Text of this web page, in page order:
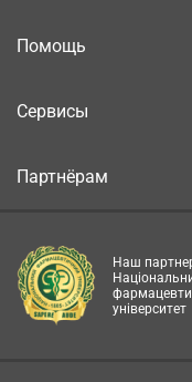
Помощь
Сервисы
Партнёрам
Наш
університет